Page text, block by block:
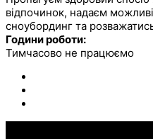
відпочинок, надаєм
сноубординг та
Години роботи:
Тимчасово не працюємо